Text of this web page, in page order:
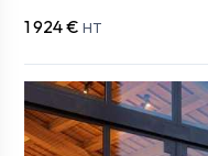
1 924 € HT